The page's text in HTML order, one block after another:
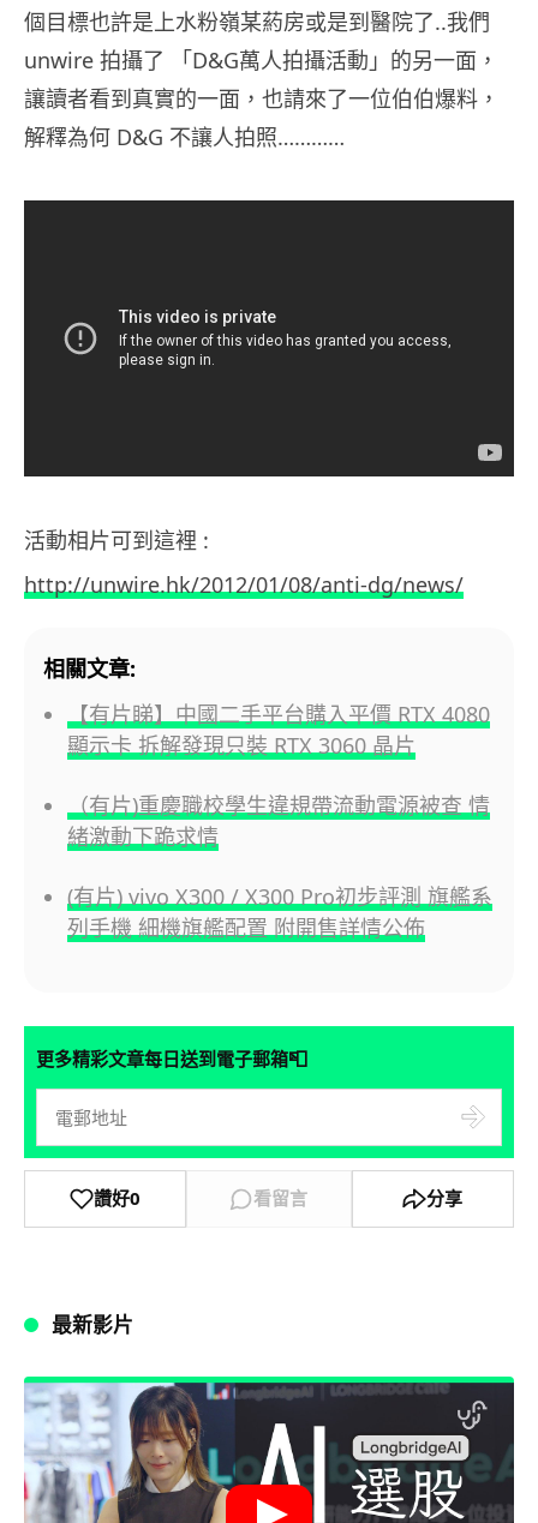
個目標也許是上水粉嶺某葯房或是到醫院了..我們
unwire 拍攝了 「D&G萬人拍攝活動」的另一面，
讓讀者看到真實的一面，也請來了一位伯伯爆料，
解釋為何 D&G 不讓人拍照…………
活動相片可到這裡 :
http://unwire.hk/2012/01/08/anti-dg/news/
相關文章:
【有片睇】中國二手平台購入平價 RTX 4080
顯示卡 拆解發現只裝 RTX 3060 晶片
（有片)重慶職校學生違規帶流動電源被查 情
緒激動下跪求情
(有片) vivo X300 / X300 Pro初步評測 旗艦系
列手機 細機旗艦配置 附開售詳情公佈
更多精彩文章每日送到電子郵箱📮
讚好0 看留言 分享
最新影片